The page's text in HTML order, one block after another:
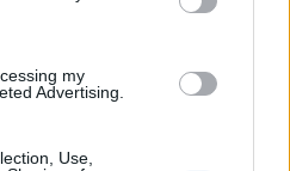
my
Advertising.
Use,
(PRR), através do projeto
de formação para